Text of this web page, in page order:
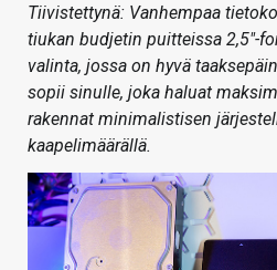
Tiivistettynä: Vanhempaa
tiukan budjetin puitteissa 2,5″-
valinta, jossa on hyvä
sopii sinulle, joka haluat
rakennat minimalistisen
kaapelimäärällä.